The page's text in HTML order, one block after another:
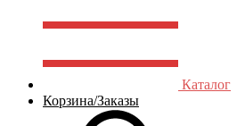
Каталог
Корзина/Заказы